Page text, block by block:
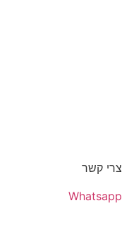
צרי קשר
Whatsapp